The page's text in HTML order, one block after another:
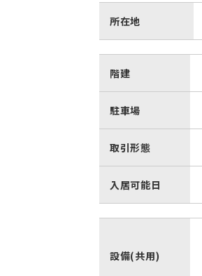
所在地
階建
駐車場
取引形態
入居可能日
設備(共用)